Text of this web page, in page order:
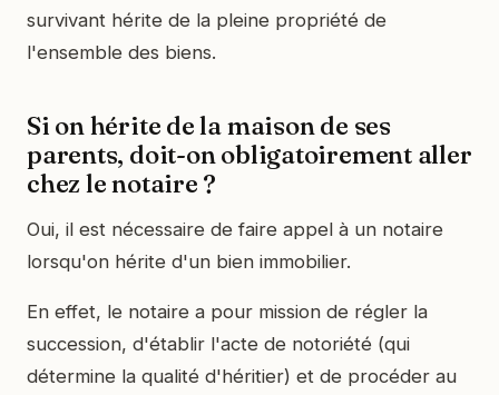
survivant hérite de la pleine propriété de
l'ensemble des biens.
Si on hérite de la maison de ses
parents, doit-on obligatoirement aller
chez le notaire ?
Oui, il est nécessaire de faire appel à un notaire
lorsqu'on hérite d'un bien immobilier.
En effet, le notaire a pour mission de régler la
succession, d'établir l'acte de notoriété (qui
détermine la qualité d'héritier) et de procéder au